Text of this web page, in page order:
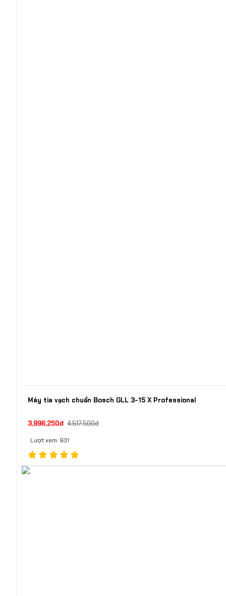
Máy tia vạch chuẩn Bosch GLL 3-15 X Professional
3,996,250đ 4,517,500đ
Lượt xem: 931